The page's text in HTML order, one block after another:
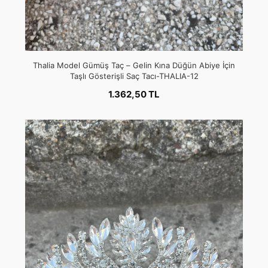
Thalia Model Gümüş Taç – Gelin Kına Düğün Abiye İçin
Taşlı Gösterişli Saç Tacı-THALIA-12
1.362,50 TL